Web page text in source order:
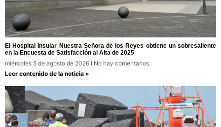
El Hospital insular Nuestra Señora de los Reyes obtiene un sobresaliente
en la Encuesta de Satisfacción al Alta de 2025
miércoles 5 de agosto de 2026
No hay comentarios
Leer contenido de la noticia »